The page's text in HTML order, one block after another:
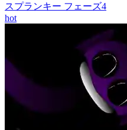
スプランキー フェーズ4
hot